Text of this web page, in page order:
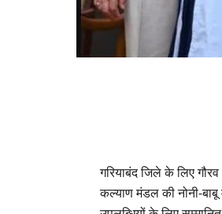
गरियाबंद जिले के लिए
कल्याण मंडल की नोनी-बाबू